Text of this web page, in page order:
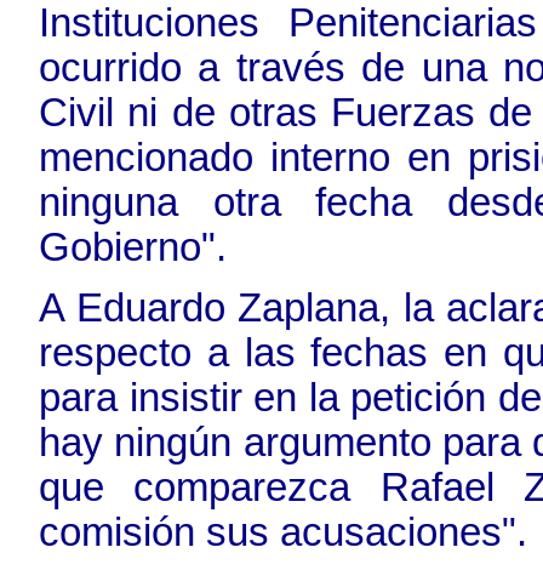
Instituciones
ocurrido a través de una
Civil ni de otras Fuerzas
mencionado interno en
ninguna otra fecha
Gobierno".
A Eduardo Zaplana, la
respecto a las fechas en
para insistir en la petición
hay ningún argumento
que comparezca Rafael
comisión sus acusaciones".